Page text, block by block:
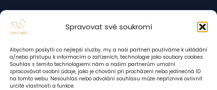
Spravovat své soukromí
Abychom poskytli co nejlepší služby, my a naši partneři používáme k ukládání
a/nebo přístupu k informacím o zařízeních, technologie jako soubory cookies.
Souhlas s těmito technologiemi nám a našim partnerům umožní
zpracovávat osobní údaje, jako je chování při procházení nebo jedinečná ID
na tomto webu. Nesouhlas nebo odvolání souhlasu může nepříznivě ovlivnit
určité vlastnosti a funkce.